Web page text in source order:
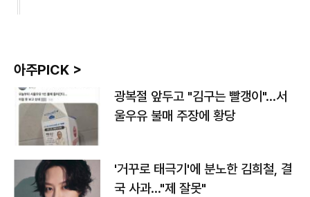
아주PICK >
광복절 앞두고 "김구는 빨갱이"…서
울우유 불매 주장에 황당
'거꾸로 태극기'에 분노한 김희철, 결
국 사과…"제 잘못"